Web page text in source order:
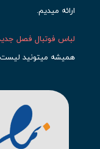
ارائه میدیم.
لباس فوتبال فصل
همیشه میتونید
حتما مشاهده کنید که
بیشتری محصول
لباس اینتر